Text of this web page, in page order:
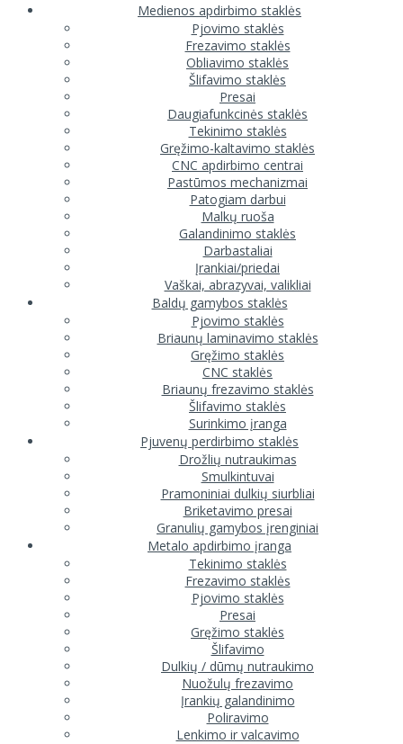
Medienos apdirbimo staklės
Pjovimo staklės
Frezavimo staklės
Obliavimo staklės
Šlifavimo staklės
Presai
Daugiafunkcinės staklės
Tekinimo staklės
Gręžimo-kaltavimo staklės
CNC apdirbimo centrai
Pastūmos mechanizmai
Patogiam darbui
Malkų ruoša
Galandinimo staklės
Darbastaliai
Įrankiai/priedai
Vaškai, abrazyvai, valikliai
Baldų gamybos staklės
Pjovimo staklės
Briaunų laminavimo staklės
Gręžimo staklės
CNC staklės
Briaunų frezavimo staklės
Šlifavimo staklės
Surinkimo įranga
Pjuvenų perdirbimo staklės
Drožlių nutraukimas
Smulkintuvai
Pramoniniai dulkių siurbliai
Briketavimo presai
Granulių gamybos įrenginiai
Metalo apdirbimo įranga
Tekinimo staklės
Frezavimo staklės
Pjovimo staklės
Presai
Gręžimo staklės
Šlifavimo
Dulkių / dūmų nutraukimo
Nuožulų frezavimo
Įrankių galandinimo
Poliravimo
Lenkimo ir valcavimo